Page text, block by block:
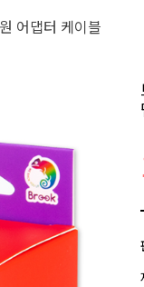
어댑터 케이블